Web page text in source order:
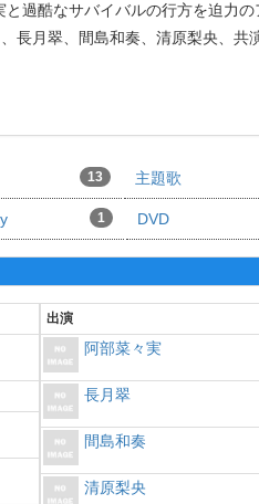
過酷なサバイバルの行方を迫力
長月翠、間島和奏、清原梨央、共
13 主題歌
1 DVD
出演
阿部菜々実
長月翠
間島和奏
清原梨央